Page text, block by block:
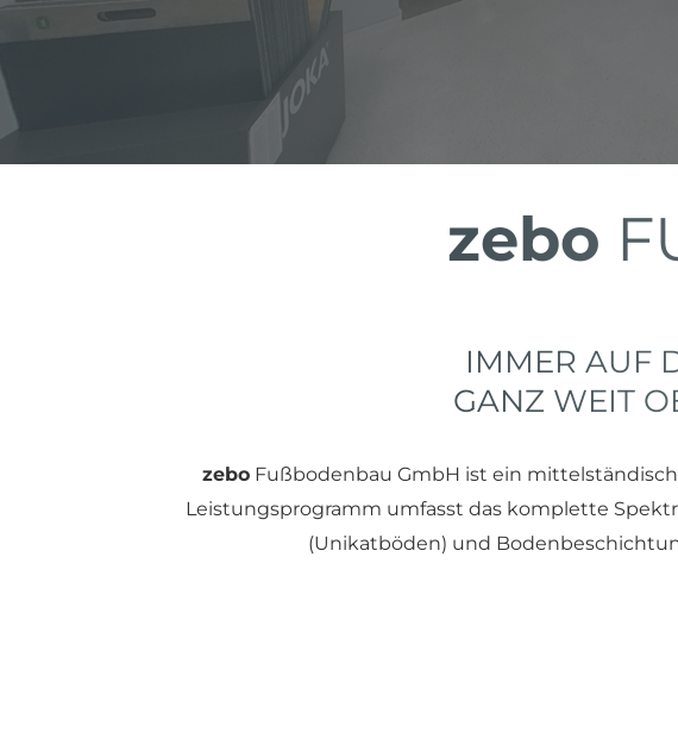
zebo
IMMER AUF
GANZ WEIT
zebo Fußbodenbau GmbH ist ein
Leistungsprogramm umfasst das komplette
(Unikatböden) und